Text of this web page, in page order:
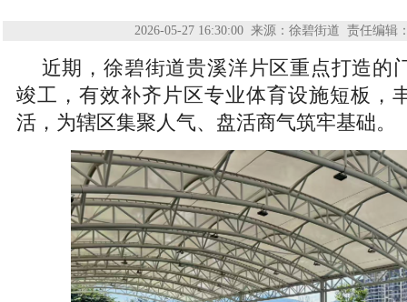
2026-05-27 16:30:00 来源：徐碧街道 责任编辑
近期，徐碧街道贵溪洋片区重点打造的
竣工，有效补齐片区专业体育设施短板，
活，为辖区集聚人气、盘活商气筑牢基础。